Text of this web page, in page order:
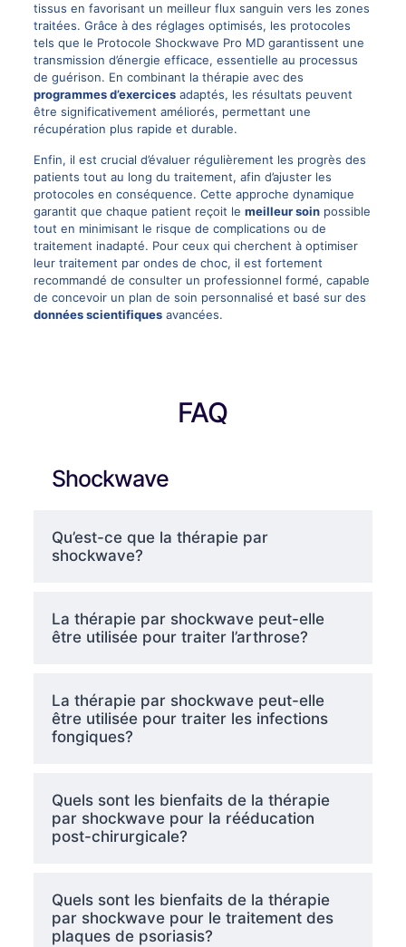
tissus en favorisant un meilleur flux sanguin vers les zones
traitées. Grâce à des réglages optimisés, les protocoles
tels que le Protocole Shockwave Pro MDgarantissent une
transmission d’énergie efficace, essentielle au processus
de guérison. En combinant la thérapie avec des
programmes d’exercicesadaptés, les résultats peuvent
être significativement améliorés, permettant une
récupération plus rapide et durable.
Enfin, il est crucial d’évaluer régulièrement les progrès des
patients tout au long du traitement, afin d’ajuster les
protocoles en conséquence. Cette approche dynamique
garantit que chaque patient reçoit le meilleur soinpossible
tout en minimisant le risque de complications ou de
traitement inadapté. Pour ceux qui cherchent à optimiser
leur traitement par ondes de choc, il est fortement
recommandé de consulter un professionnel formé, capable
de concevoir un plan de soin personnalisé et basé sur des
données scientifiquesavancées.
FAQ
Shockwave
Qu’est-ce que la thérapie par
shockwave?
La thérapie par shockwave peut-elle
être utilisée pour traiter l’arthrose?
La thérapie par shockwave peut-elle
être utilisée pour traiter les infections
fongiques?
Quels sont les bienfaits de la thérapie
par shockwave pour la rééducation
post-chirurgicale?
Quels sont les bienfaits de la thérapie
par shockwave pour le traitement des
plaques de psoriasis?